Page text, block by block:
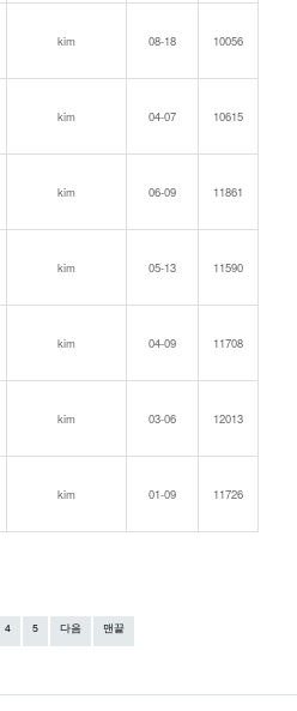
kim 08-18 10056
kim 04-07 10615
kim 06-09 11861
kim 05-13 11590
kim 04-09 11708
kim 03-06 12013
kim 01-09 11726
4 5 다음 맨끝